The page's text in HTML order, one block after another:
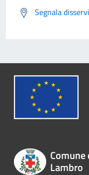
Segnala
Comune
Lambro